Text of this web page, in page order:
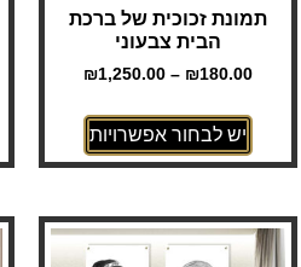
תמונת זכוכית של ברכת
הבית צבעוני
₪180.00
–
₪1,250.00
יש לבחור אפשרויות